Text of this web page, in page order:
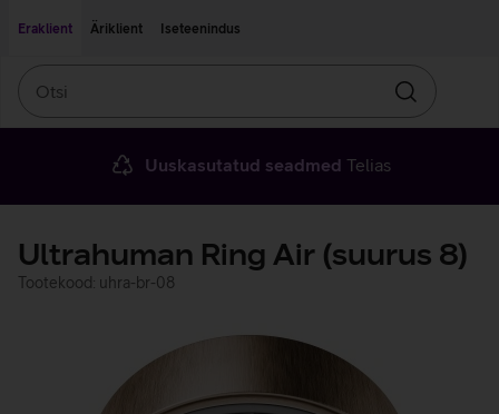
Eraklient
Äriklient Iseteenindus
Otsin
Uuskasutatud seadmed Telias
Ultrahuman Ring Air (suurus 8)
Tootekood: uhra-br-08